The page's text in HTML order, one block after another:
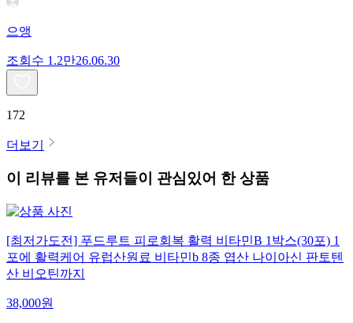
으앵
조회수 1.2만26.06.30
172
더보기
이 리뷰를 본 유저들이 관심있어 한 상품
[최저가도전] 푸드루트 피로회복 활력 비타민B 1박스(30포) 1
포에 활력케어 유럽산원료 비타민b 8종 엽산 나이아신 판토텐
산 비오틴까지
38,000원